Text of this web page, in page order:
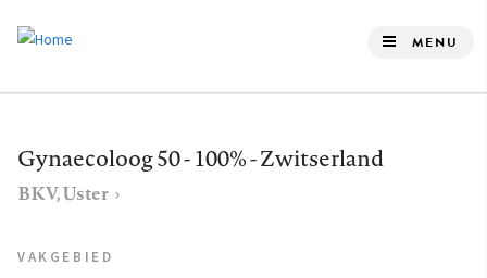
de
gaan
MENU
Gynaecoloog 50 - 100% - Zwitserland
BKV, Uster
VAKGEBIED